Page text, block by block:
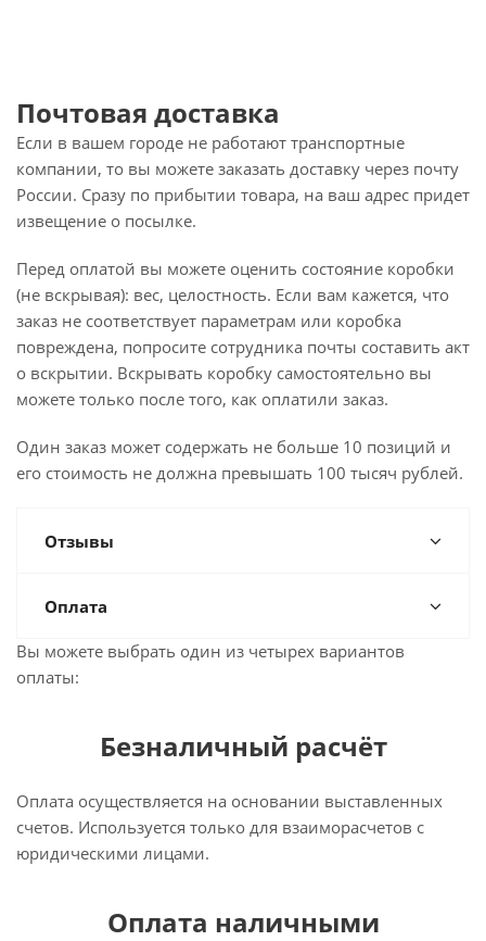
Почтовая доставка
Если в вашем городе не работают транспортные
компании, то вы можете заказать доставку через почту
России. Сразу по прибытии товара, на ваш адрес придет
извещение о посылке.
Перед оплатой вы можете оценить состояние коробки
(не вскрывая): вес, целостность. Если вам кажется, что
заказ не соответствует параметрам или коробка
повреждена, попросите сотрудника почты составить акт
о вскрытии. Вскрывать коробку самостоятельно вы
можете только после того, как оплатили заказ.
Один заказ может содержать не больше 10 позиций и
его стоимость не должна превышать 100 тысяч рублей.
Отзывы
Оплата
Вы можете выбрать один из четырех вариантов
оплаты:
Безналичный расчёт
Оплата осуществляется на основании выставленных
счетов. Используется только для взаиморасчетов с
юридическими лицами.
Оплата наличными